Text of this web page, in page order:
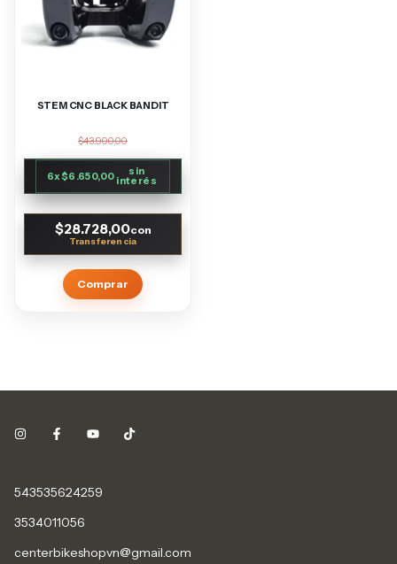
STEM CNC BLACK BANDIT
$43.900,00
6x$6.650,00 sin
interés
$28.728,00con
Comprar
543535624259
3534011056
centerbikeshopvn@gmail.com